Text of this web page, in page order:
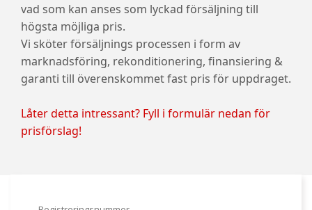
vad som kan anses som lyckad försäljning till
högsta möjliga pris.
Vi sköter försäljnings processen i form av
marknadsföring, rekonditionering, finansiering &
garanti till överenskommet fast pris för uppdraget.
Låter detta intressant? Fyll i formulär nedan för
prisförslag!